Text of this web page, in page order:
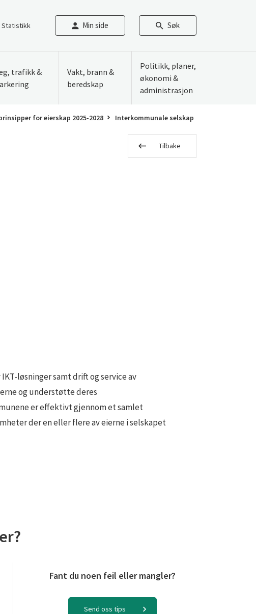
Statistikk Min side Søk
trafikk &
Vakt, brann &
beredskap
Politikk, planer,
økonomi &
administrasjon
for eierskap 2025-2028
Interkommunale selskap
Tilbake
løsninger samt drift og service av
og understøtte deres
er effektivt gjennom et samlet
der en eller flere av eierne i selskapet
Fant du noen feil eller mangler?
Send oss tips